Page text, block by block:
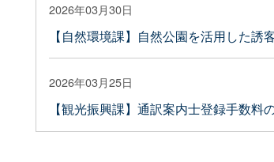
2026年03月30日
【自然環境課】自然公園を活用した
2026年03月25日
【観光振興課】通訳案内士登録手数